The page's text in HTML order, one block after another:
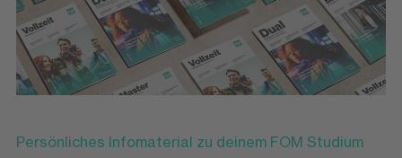
Persönliches Infomaterial zu deinem FOM Studium